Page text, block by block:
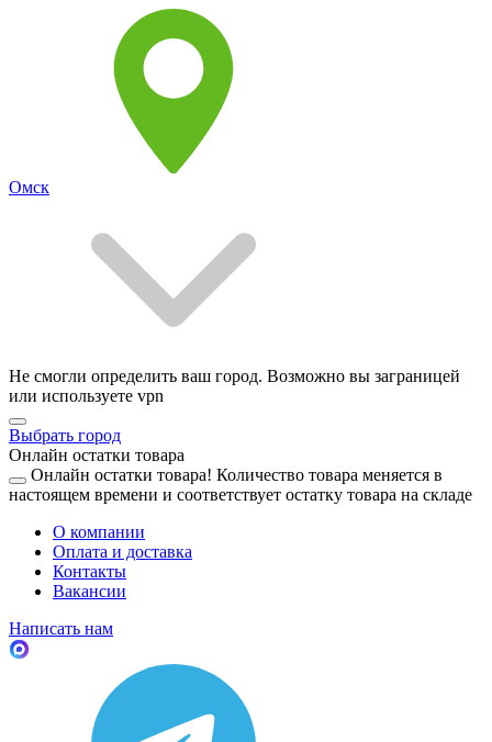
Омск
Не смогли определить ваш город. Возможно вы заграницей
или используете vpn
Выбрать город
Онлайн остатки товара
Онлайн остатки товара! Количество товара меняется в
настоящем времени и соответствует остатку товара на складе
О компании
Оплата и доставка
Контакты
Вакансии
Написать нам